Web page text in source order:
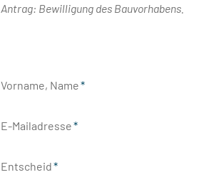
Antrag: Bewilligung des Bauvorhabens.
Vorname, Name*
E-Mailadresse*
Entscheid*